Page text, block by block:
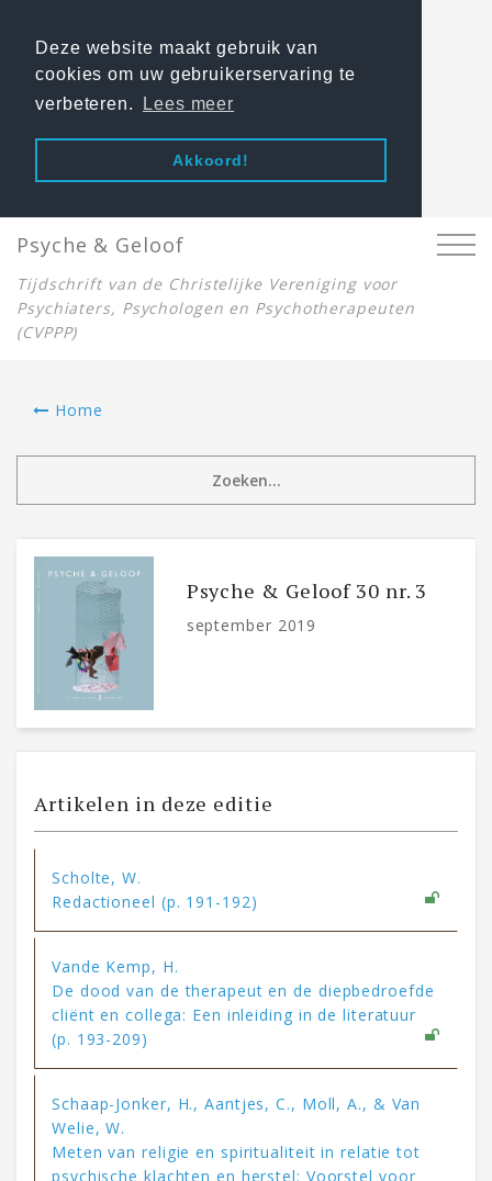
Deze website maakt gebruik van
cookies om uw gebruikerservaring te
verbeteren.
Lees meer
Akkoord!
Psyche & Geloof
Tijdschrift van de Christelijke Vereniging voor
Psychiaters, Psychologen en Psychotherapeuten
(CVPPP)
Home
Psyche & Geloof 30 nr. 3
september 2019
Artikelen in deze editie
Scholte, W.
Redactioneel (p. 191-192)
Vande Kemp, H.
De dood van de therapeut en de diepbedroefde
cliënt en collega: Een inleiding in de literatuur
(p. 193-209)
Schaap-Jonker, H., Aantjes, C., Moll, A., & Van
Welie, W.
Meten van religie en spiritualiteit in relatie tot
psychische klachten en herstel: Voorstel voor